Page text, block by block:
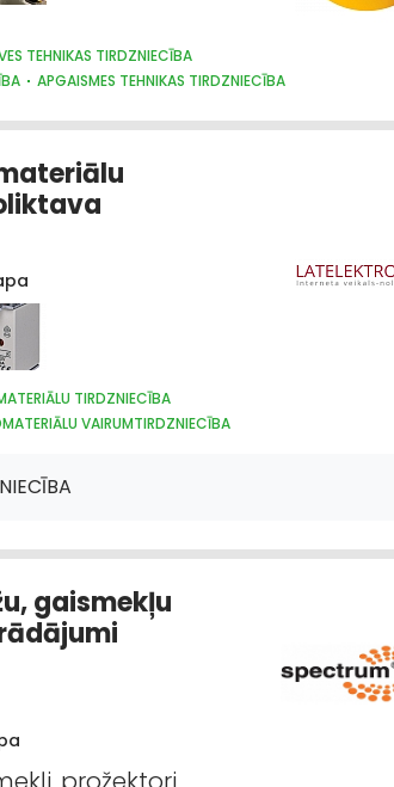
TEHNIKAS TIRDZNIECĪBA
APGAISMES TEHNIKAS TIRDZNIECĪBA
TIRDZNIECĪBA
VAIRUMTIRDZNIECĪBA
HIDRAULISKĀS UN PNEIMATISKĀS IERĪCES
INSTRUMENTU UN DARBARĪKU VAIRUMTIRDZNIECĪBA
UN INTERJERS; PRIEKŠMETI UN PAKALPOJUMI
gaismekļu